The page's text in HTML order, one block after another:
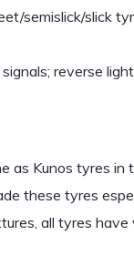
semislick/slick
reverse
as Kunos tyres in
these tyres
all tyres